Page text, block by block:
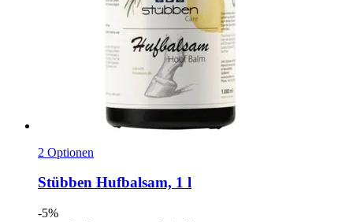
2 Optionen
Stübben Hufbalsam, 1 l
-5%